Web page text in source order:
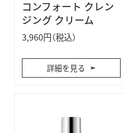
コンフォート クレン
ジング クリーム
3,960円（税込）
詳細を見る